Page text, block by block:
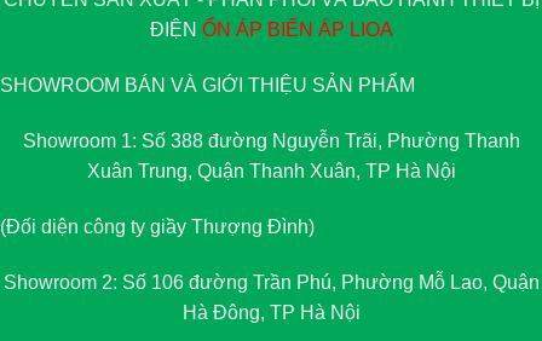
ĐIỆN ỔN ÁP BIẾN ÁP LIOA
SHOWROOM BÁN VÀ GIỚI THIỆU SẢN PHẨM
Showroom 1: Số 388 đường Nguyễn Trãi, Phường Thanh
Xuân Trung, Quận Thanh Xuân, TP Hà Nội
(Đối diện công ty giầy Thượng Đình)
Showroom 2: Số 106 đường Trần Phú, Phường Mỗ Lao, Quận
Hà Đông, TP Hà Nội